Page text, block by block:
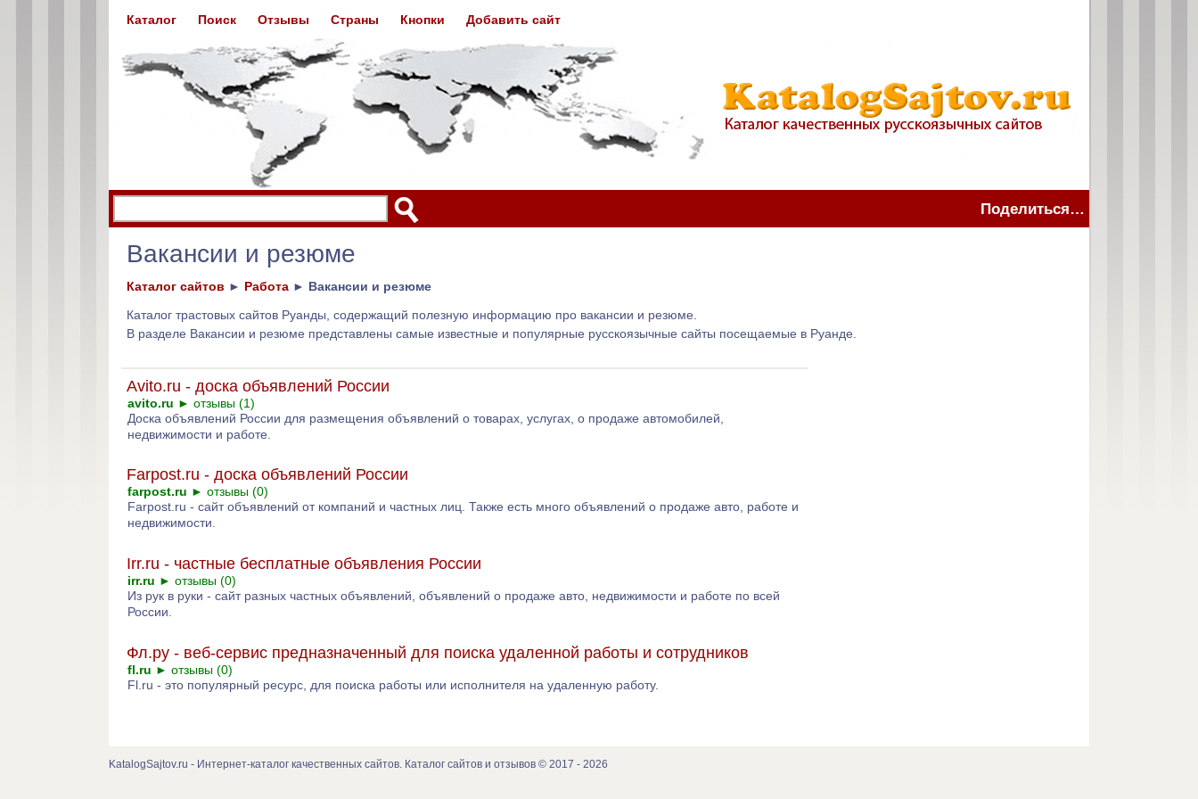
Вакансии и резюме
Каталог сайтов ► Работа ► Вакансии и резюме
Каталог трастовых сайтов Руанды, содержащий полезную информацию про вакансии и резюме.
В разделе Вакансии и резюме представлены самые известные и популярные русскоязычные сайты посещаемые в Руанде.
Avito.ru - доска объявлений России
avito.ru ► отзывы (1)
Доска объявлений России для размещения объявлений о товарах, услугах, о продаже автомобилей,
недвижимости и работе.
Farpost.ru - доска объявлений России
farpost.ru ► отзывы (0)
Farpost.ru - сайт объявлений от компаний и частных лиц. Также есть много объявлений о продаже авто, работе и
недвижимости.
Irr.ru - частные бесплатные объявления России
irr.ru ► отзывы (0)
Из рук в руки - сайт разных частных объявлений, объявлений о продаже авто, недвижимости и работе по всей
России.
Фл.ру - веб-сервис предназначенный для поиска удаленной работы и сотрудников
fl.ru ► отзывы (0)
Fl.ru - это популярный ресурс, для поиска работы или исполнителя на удаленную работу.
Каталог Поиск Отзывы Страны Кнопки Добавить сайт
Поделиться…
KatalogSajtov.ru - Интернет-каталог качественных сайтов. Каталог сайтов и отзывов © 2017 - 2026